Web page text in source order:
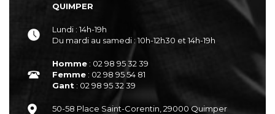
QUIMPER
Lundi : 14h-19h
Du mardi au samedi : 10h-12h30 et 14h-19h
Homme : 02 98 95 32 39
Femme : 02 98 95 54 81
Gant : 02 98 95 32 39
50-58 Place Saint-Corentin, 29000 Quimper